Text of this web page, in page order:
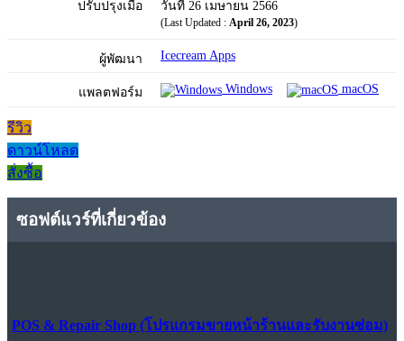
ปรับปรุงเมื่อ วันที่ 26 เมษายน 2566
(Last Updated : April 26, 2023)
ผู้พัฒนา Icecream Apps
แพลตฟอร์ม Windows macOS
รีวิว
ดาวน์โหลด
สั่งซื้อ
ซอฟต์แวร์ที่เกี่ยวข้อง
POS & Repair Shop (โปรแกรมขายหน้าร้านและรับงานซ่อม)